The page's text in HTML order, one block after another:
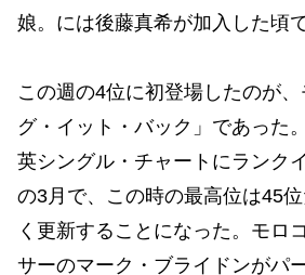
娘。には後藤真希が加入した頃で
この週の4位に初登場したのが
グ・イット・バック」であった
英シングル・チャートにランク
の3月で、この時の最高位は45
く更新することになった。モロ
サーのマーク・ブライドンがパ